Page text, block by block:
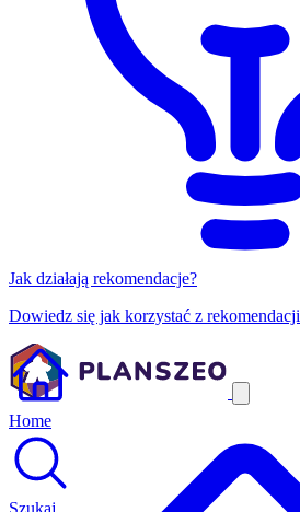
Jak działają rekomendacje?
Dowiedz się jak korzystać z rekomendacji
Home
Szukaj